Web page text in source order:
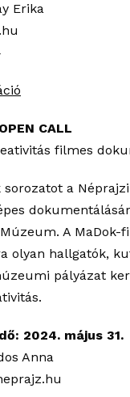
Erika
CALL
filmes
sorozatot a
A
olyan hallgatók,
pályázat
2024. május 31.
Anna